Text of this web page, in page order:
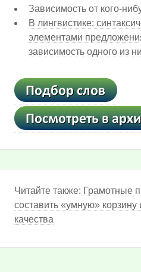
Зависимость от кого-
В лингвистике:
элементами
зависимость одного из
Читайте также: Грамотные
составить «умную» корзину
качества